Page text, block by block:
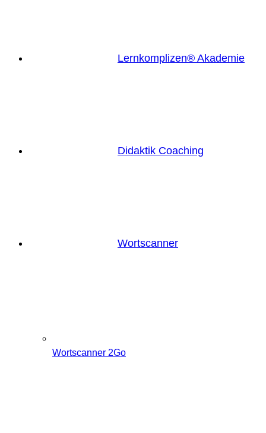
Lernkomplizen® Akademie
Didaktik Coaching
Wortscanner
Wortscanner 2Go